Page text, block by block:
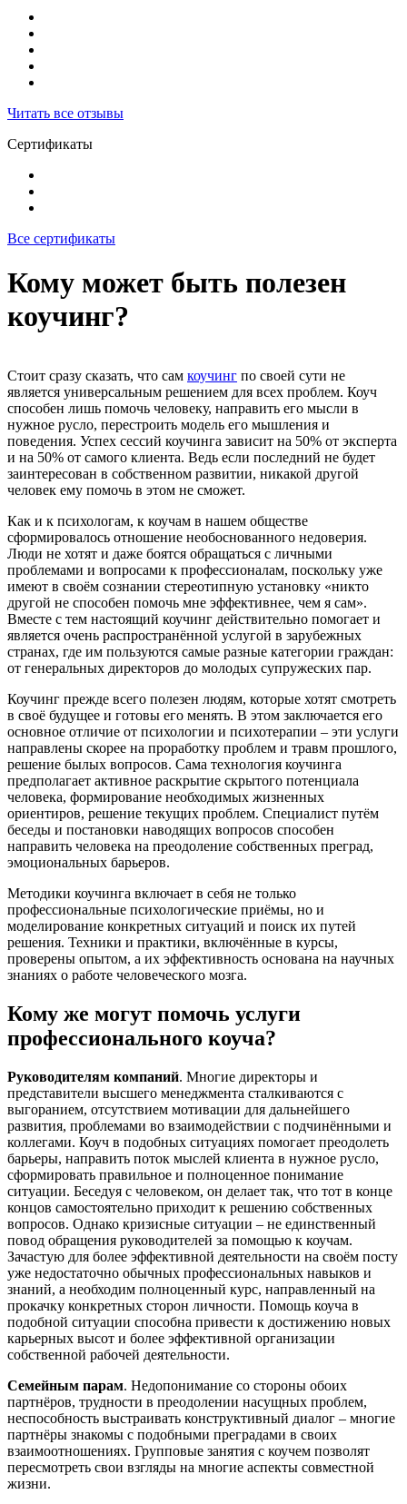
Читать все отзывы
Сертификаты
Все сертификаты
Кому может быть полезен
коучинг?
Стоит сразу сказать, что сам коучинг по своей сути не
является универсальным решением для всех проблем. Коуч
способен лишь помочь человеку, направить его мысли в
нужное русло, перестроить модель его мышления и
поведения. Успех сессий коучинга зависит на 50% от эксперта
и на 50% от самого клиента. Ведь если последний не будет
заинтересован в собственном развитии, никакой другой
человек ему помочь в этом не сможет.
Как и к психологам, к коучам в нашем обществе
сформировалось отношение необоснованного недоверия.
Люди не хотят и даже боятся обращаться с личными
проблемами и вопросами к профессионалам, поскольку уже
имеют в своём сознании стереотипную установку «никто
другой не способен помочь мне эффективнее, чем я сам».
Вместе с тем настоящий коучинг действительно помогает и
является очень распространённой услугой в зарубежных
странах, где им пользуются самые разные категории граждан:
от генеральных директоров до молодых супружеских пар.
Коучинг прежде всего полезен людям, которые хотят смотреть
в своё будущее и готовы его менять. В этом заключается его
основное отличие от психологии и психотерапии – эти услуги
направлены скорее на проработку проблем и травм прошлого,
решение былых вопросов. Сама технология коучинга
предполагает активное раскрытие скрытого потенциала
человека, формирование необходимых жизненных
ориентиров, решение текущих проблем. Специалист путём
беседы и постановки наводящих вопросов способен
направить человека на преодоление собственных преград,
эмоциональных барьеров.
Методики коучинга включает в себя не только
профессиональные психологические приёмы, но и
моделирование конкретных ситуаций и поиск их путей
решения. Техники и практики, включённые в курсы,
проверены опытом, а их эффективность основана на научных
знаниях о работе человеческого мозга.
Кому же могут помочь услуги
профессионального коуча?
Руководителям компаний. Многие директоры и
представители высшего менеджмента сталкиваются с
выгоранием, отсутствием мотивации для дальнейшего
развития, проблемами во взаимодействии с подчинёнными и
коллегами. Коуч в подобных ситуациях помогает преодолеть
барьеры, направить поток мыслей клиента в нужное русло,
сформировать правильное и полноценное понимание
ситуации. Беседуя с человеком, он делает так, что тот в конце
концов самостоятельно приходит к решению собственных
вопросов. Однако кризисные ситуации – не единственный
повод обращения руководителей за помощью к коучам.
Зачастую для более эффективной деятельности на своём посту
уже недостаточно обычных профессиональных навыков и
знаний, а необходим полноценный курс, направленный на
прокачку конкретных сторон личности. Помощь коуча в
подобной ситуации способна привести к достижению новых
карьерных высот и более эффективной организации
собственной рабочей деятельности.
Семейным парам. Недопонимание со стороны обоих
партнёров, трудности в преодолении насущных проблем,
неспособность выстраивать конструктивный диалог – многие
партнёры знакомы с подобными преградами в своих
взаимоотношениях. Групповые занятия с коучем позволят
пересмотреть свои взгляды на многие аспекты совместной
жизни.